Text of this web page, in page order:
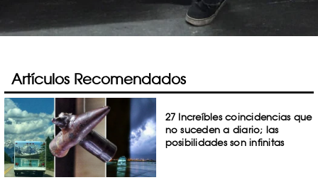
Artículos Recomendados
27 Increíbles coincidencias que
no suceden a diario; las
posibilidades son infinitas